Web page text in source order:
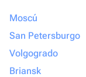
Moscú
San Petersburgo
Volgogrado
Briansk